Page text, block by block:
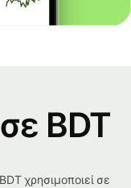
BDT
χρησιμοποιεί σε